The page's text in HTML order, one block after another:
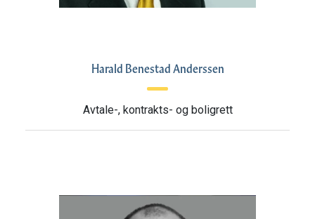
Harald Benestad Anderssen
Avtale-, kontrakts- og boligrett